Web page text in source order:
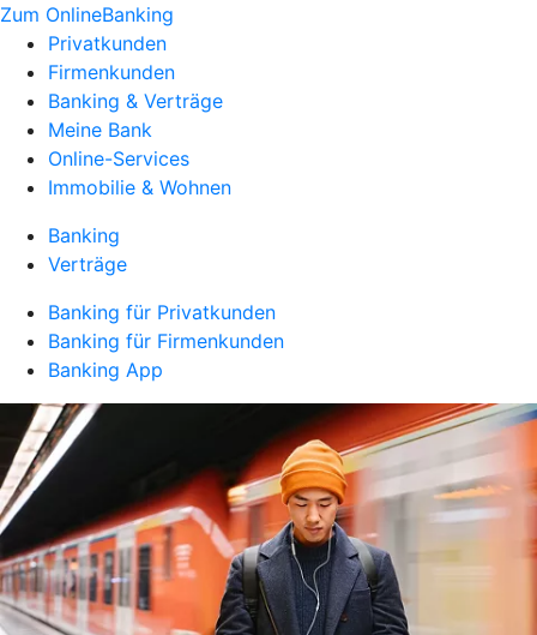
Zum OnlineBanking
Privatkunden
Firmenkunden
Banking & Verträge
Meine Bank
Online-Services
Immobilie & Wohnen
Banking
Verträge
Banking für Privatkunden
Banking für Firmenkunden
Banking App